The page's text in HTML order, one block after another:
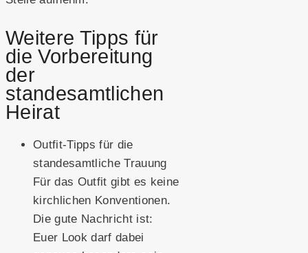
Weitere Tipps für
die Vorbereitung
der
standesamtlichen
Heirat
Outfit-Tipps für die
standesamtliche Trauung
Für das Outfit gibt es keine
kirchlichen Konventionen.
Die gute Nachricht ist:
Euer Look darf dabei